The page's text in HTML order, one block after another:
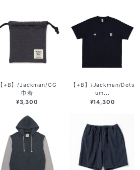
【+B】/Jackman/GG
巾着
¥3,300
【+B】/Jackman/Dots
um...
¥14,300